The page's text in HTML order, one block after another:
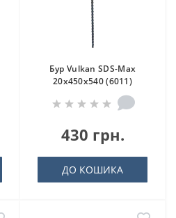
Бур Vulkan SDS-Max
20x450x540 (6011)
430 грн.
ДО КОШИКА